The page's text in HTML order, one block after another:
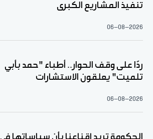
تنفيذ المشاريع الكبرى
06-08-2026
ردّا على وقف الحوار.. أطباء "حمد بأبي
تلميت" يعلقون الاستشارات
06-08-2026
الحكومة تريد إقناعنا بأن سياساتها في